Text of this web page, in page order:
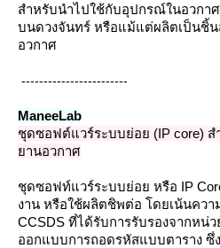
สำหรับนำไปใช้กับอุปกรณ์ในอวกา
บนดวงจันทร์ หรือแม้แต่ผลิตเป็นชิ้
อวกาศ
------------------------
ManeeLab
ชุดซอฟต์แวร์ระบบย่อย (IP core)
านอวกาศ
ชุดซอฟท์แวร์ระบบย่อย หรือ IP
งาน หรือใช้ผลิตชิพต่อ โดยเน้นควา
CCSDS ที่ได้รับการรับรองจากหน่
ออกแบบการถอดรหัสแบบตาราง ซึ่